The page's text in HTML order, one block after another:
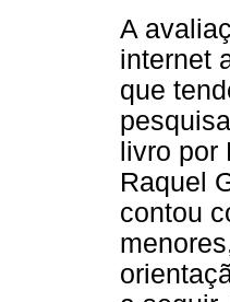
A
internet
que
livro por
Raquel
contou